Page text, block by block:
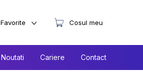
Noutati Cariere Contact
Favorite Cosul meu